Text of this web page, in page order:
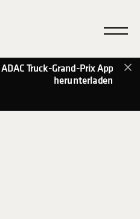
Truck-Grand-Prix App
herunterladen